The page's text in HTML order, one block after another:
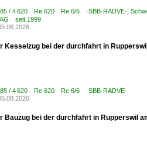
/ 4 620 Re 620 Re 6/6 ·SBB·RADVE·
AG seit 1999
Kesselzug bei der durchfahrt in
/ 4 620 Re 620 Re 6/6 ·SBB·RADVE·
Bauzug bei der durchfahrt in Rupperswil